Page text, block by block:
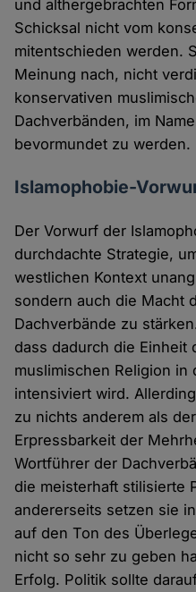
und althergebrachten
Schicksal nicht vom
mitentschieden werden.
Meinung nach, nicht
konservativen
Dachverbänden, im
bevormundet zu werden.
Islamophobie-
Der Vorwurf der
durchdachte Strategie,
westlichen Kontext
sondern auch die Macht
Dachverbände zu
dass dadurch die Einheit
muslimischen Religion
intensiviert wird.
zu nichts anderem als
Erpressbarkeit der
Wortführer der
die meisterhaft stilisierte
andererseits setzen sie
auf den Ton des
nicht so sehr zu geben
Erfolg. Politik sollte